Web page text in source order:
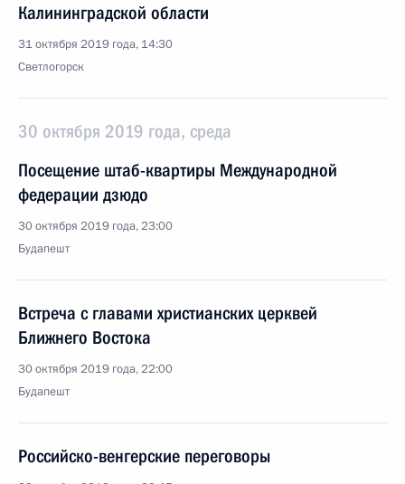
Калининградской области
31 октября 2019 года, 14:30
Светлогорск
30 октября 2019 года, среда
Посещение штаб-квартиры Международной
федерации дзюдо
30 октября 2019 года, 23:00
Будапешт
Встреча с главами христианских церквей
Ближнего Востока
30 октября 2019 года, 22:00
Будапешт
Российско-венгерские переговоры